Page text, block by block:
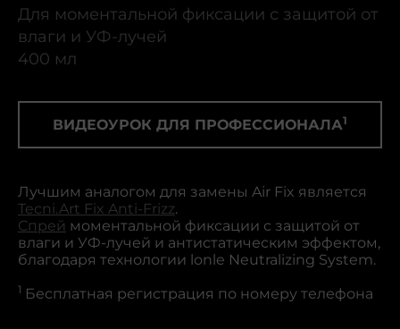
Для моментальной фиксации с защитой от
влаги и УФ-лучей
400 мл
ВИДЕОУРОК ДЛЯ ПРОФЕССИОНАЛА1
Лучшим аналогом для замены Air Fix является
Tecni.Art Fix Anti-Frizz.
Спрей моментальной фиксации с защитой от
влаги и УФ-лучей и антистатическим эффектом,
благодаря технологии lonle Neutralizing System.
1 Бесплатная регистрация по номеру телефона